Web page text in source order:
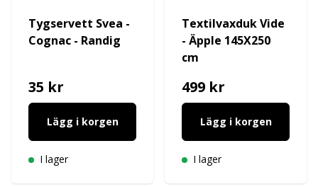
Tygservett Svea -
Cognac - Randig
35 kr
Lägg i korgen
I lager
Textilvaxduk Vide
- Äpple 145X250
cm
499 kr
Lägg i korgen
I lager